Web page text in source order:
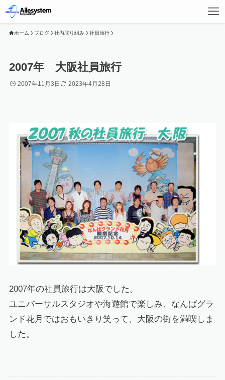
ホーム ブログ 社内取り組み 社員旅行
2007年 大阪社員旅行
2007年11月3日 2023年4月28日
2007年の社員旅行は大阪でした。
ユニバーサルスタジオや海遊館で楽しみ、なんばグラ
ンド花月ではおもいきり笑って、大阪の街を満喫しま
した。